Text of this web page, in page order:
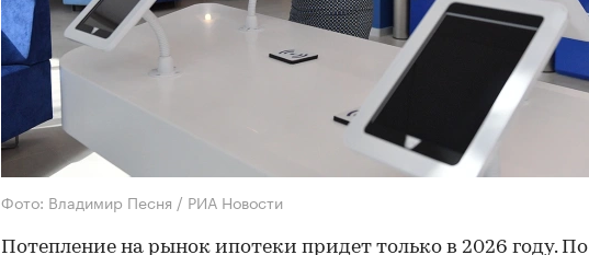
Фото: Владимир Песня / РИА Новости
Потепление на рынок ипотеки придет только в 2026 году. По